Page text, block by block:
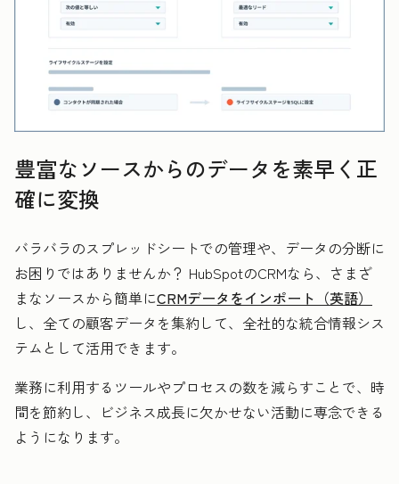
豊富なソースからのデータを素早く正
確に変換
バラバラのスプレッドシートでの管理や、データの分断に
お困りではありませんか？ HubSpotのCRMなら、さまざ
まなソースから簡単にCRMデータをインポート（英語）
し、全ての顧客データを集約して、全社的な統合情報シス
テムとして活用できます。
業務に利用するツールやプロセスの数を減らすことで、時
間を節約し、ビジネス成長に欠かせない活動に専念できる
ようになります。